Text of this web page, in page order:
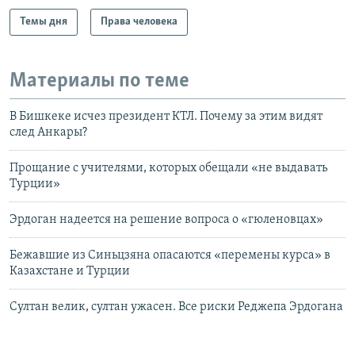
Темы дня Права человека
Материалы по теме
В Бишкеке исчез президент КТЛ. Почему за этим видят
след Анкары?
Прощание с учителями, которых обещали «не выдавать
Турции»
Эрдоган надеется на решение вопроса о «гюленовцах»
Бежавшие из Синьцзяна опасаются «перемены курса» в
Казахстане и Турции
Султан велик, султан ужасен. Все риски Реджепа Эрдогана